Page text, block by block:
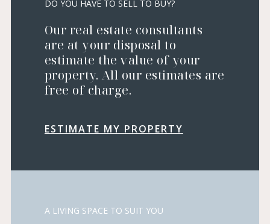
DO YOU HAVE TO SELL TO BUY?
Our real estate consultants
are at your disposal to
estimate the value of your
property. All our estimates are
free of charge.
ESTIMATE MY PROPERTY
A LIVING SPACE TO SUIT YOU